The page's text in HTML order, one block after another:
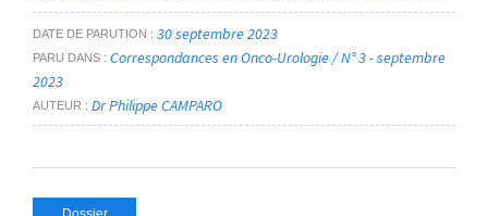
DATE DE PARUTION 30 septembre 2023
PARU DANS
Correspondances en Onco-Urologie / N° 3 - septembre
2023
AUTEUR Dr Philippe CAMPARO